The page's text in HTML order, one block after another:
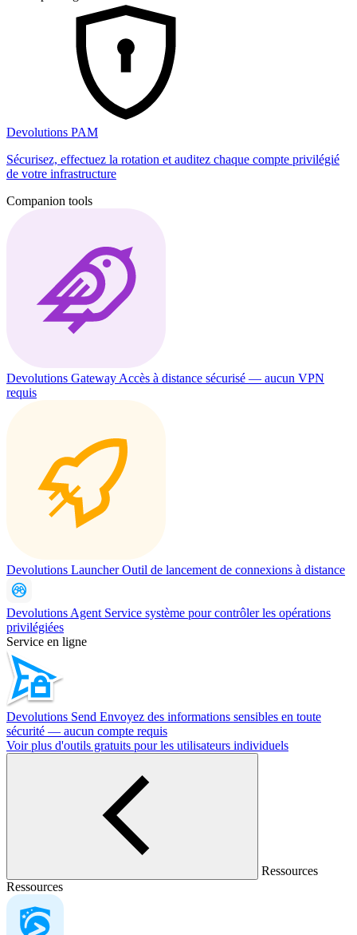
Devolutions PAM
Sécurisez, effectuez la rotation et auditez chaque compte privilégié
de votre infrastructure
Companion tools
Devolutions Gateway Accès à distance sécurisé — aucun VPN
requis
Devolutions LauncherOutil de lancement de connexions à distance
Devolutions Agent Service système pour contrôler les opérations
privilégiées
Service en ligne
Devolutions Send Envoyez des informations sensibles en toute
sécurité — aucun compte requis
Voir plus d'outils gratuits pour les utilisateurs individuels
Ressources
Ressources